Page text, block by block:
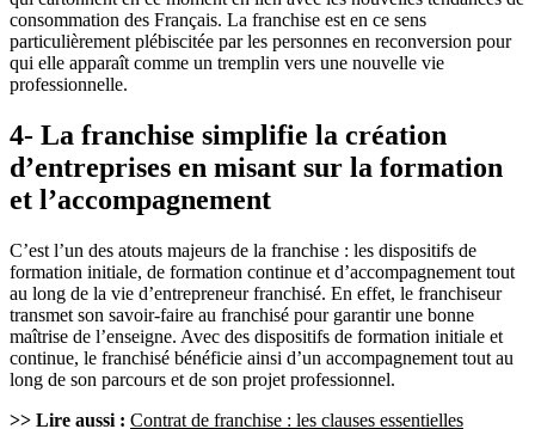
consommation des Français. La franchise est en ce sens
particulièrement plébiscitée par les personnes en reconversion pour
qui elle apparaît comme un tremplin vers une nouvelle vie
professionnelle.
4- La franchise simplifie la création
d’entreprises en misant sur la formation
et l’accompagnement
C’est l’un des atouts majeurs de la franchise : les dispositifs de
formation initiale, de formation continue et d’accompagnement tout
au long de la vie d’entrepreneur franchisé. En effet, le franchiseur
transmet son savoir-faire au franchisé pour garantir une bonne
maîtrise de l’enseigne. Avec des dispositifs de formation initiale et
continue, le franchisé bénéficie ainsi d’un accompagnement tout au
long de son parcours et de son projet professionnel.
>> Lire aussi : Contrat de franchise : les clauses essentielles